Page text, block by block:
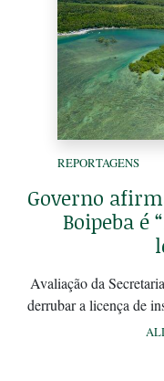
REPORTAGENS
Governo
Boipeba é
Avaliação da
derrubar a licença de